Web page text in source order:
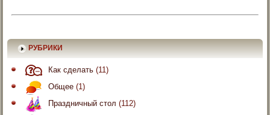
РУБРИКИ
Как сделать (11)
Общее (1)
Праздничный стол (112)